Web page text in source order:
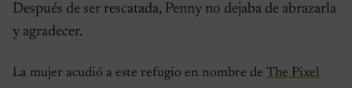
Después de ser rescatada, Penny no dejaba de abrazarla
y agradecer.
La mujer acudió a este refugio en nombre de The Pixel